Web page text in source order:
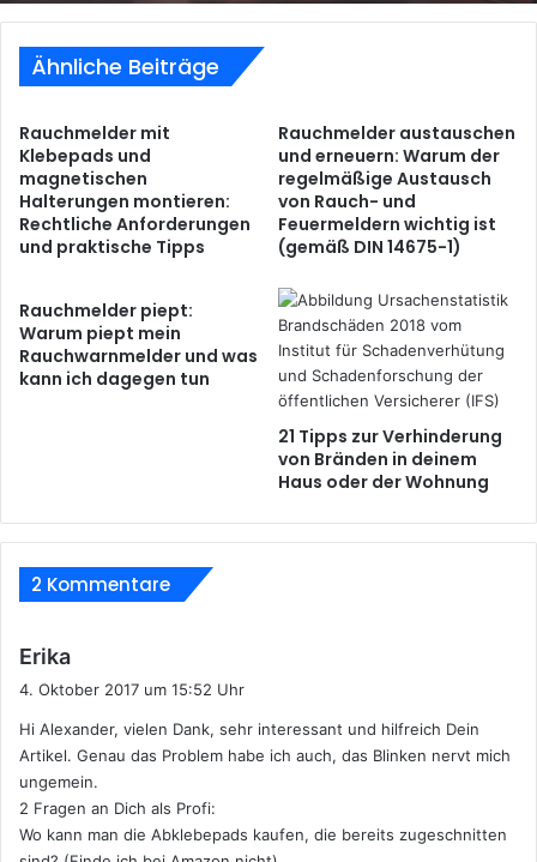
Ähnliche Beiträge
Rauchmelder mit
Klebepads und
magnetischen
Halterungen montieren:
Rechtliche Anforderungen
und praktische Tipps
Rauchmelder austauschen
und erneuern: Warum der
regelmäßige Austausch
von Rauch- und
Feuermeldern wichtig ist
(gemäß DIN 14675-1)
Rauchmelder piept:
Warum piept mein
Rauchwarnmelder und was
kann ich dagegen tun
21 Tipps zur Verhinderung
von Bränden in deinem
Haus oder der Wohnung
2 Kommentare
Erika
t
4. Oktober 2017 um 15:52 Uhr
Hi Alexander, vielen Dank, sehr interessant und hilfreich Dein
Artikel. Genau das Problem habe ich auch, das Blinken nervt mich
ungemein.
2 Fragen an Dich als Profi:
Wo kann man die Abklebepads kaufen, die bereits zugeschnitten